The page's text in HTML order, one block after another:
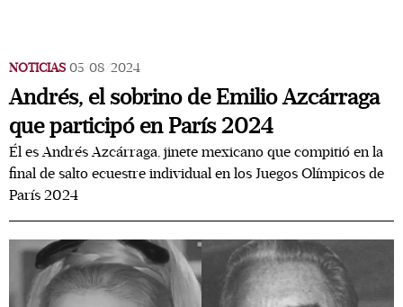
NOTICIAS 05/08/2024
Andrés, el sobrino de Emilio Azcárraga
que participó en París 2024
Él es Andrés Azcárraga, jinete mexicano que compitió en la
final de salto ecuestre individual en los Juegos Olímpicos de
París 2024